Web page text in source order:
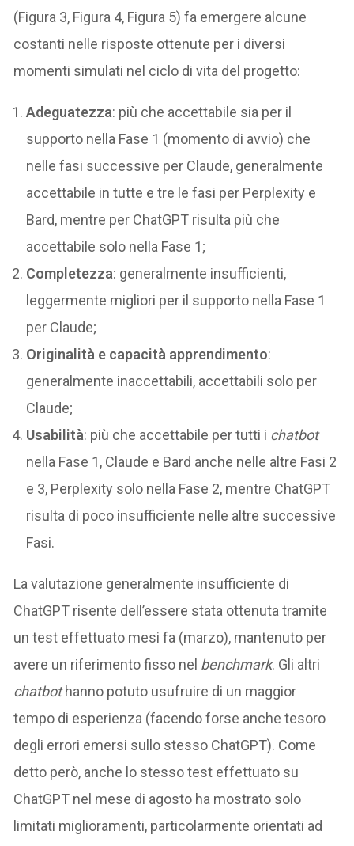
(Figura 3, Figura 4, Figura 5) fa emergere alcune
costanti nelle risposte ottenute per i diversi
momenti simulati nel ciclo di vita del progetto:
Adeguatezza: più che accettabile sia per il
supporto nella Fase 1 (momento di avvio) che
nelle fasi successive per Claude, generalmente
accettabile in tutte e tre le fasi per Perplexity e
Bard, mentre per ChatGPT risulta più che
accettabile solo nella Fase 1;
Completezza: generalmente insufficienti,
leggermente migliori per il supporto nella Fase 1
per Claude;
Originalità e capacità apprendimento:
generalmente inaccettabili, accettabili solo per
Claude;
Usabilità: più che accettabile per tutti i chatbot
nella Fase 1, Claude e Bard anche nelle altre Fasi 2
e 3, Perplexity solo nella Fase 2, mentre ChatGPT
risulta di poco insufficiente nelle altre successive
Fasi.
La valutazione generalmente insufficiente di
ChatGPT risente dell’essere stata ottenuta tramite
un test effettuato mesi fa (marzo), mantenuto per
avere un riferimento fisso nel benchmark. Gli altri
chatbothanno potuto usufruire di un maggior
tempo di esperienza (facendo forse anche tesoro
degli errori emersi sullo stesso ChatGPT). Come
detto però, anche lo stesso test effettuato su
ChatGPT nel mese di agosto ha mostrato solo
limitati miglioramenti, particolarmente orientati ad